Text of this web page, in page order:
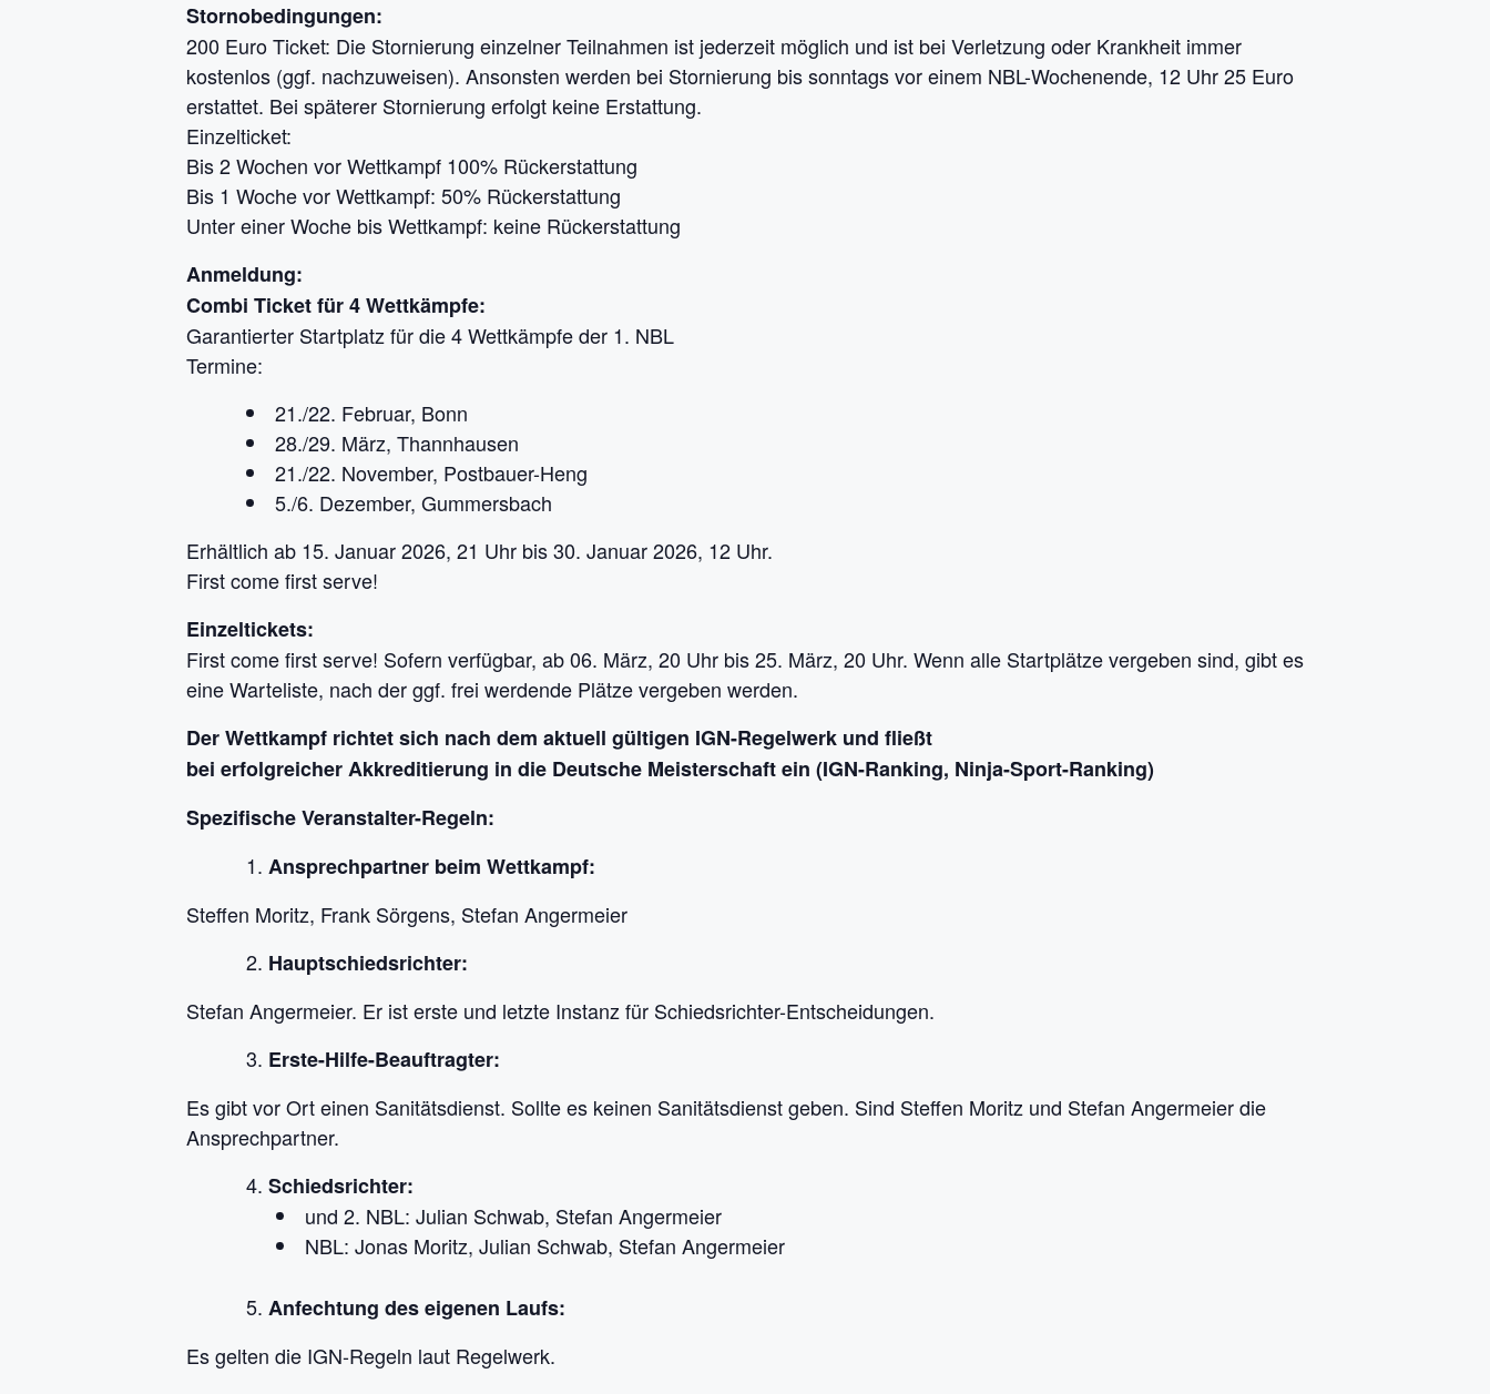
Stornobedingungen:
200 Euro Ticket: Die Stornierung einzelner Teilnahmen ist jederzeit möglich und ist bei Verletzung oder Krankheit immer
kostenlos (ggf. nachzuweisen). Ansonsten werden bei Stornierung bis sonntags vor einem NBL-Wochenende, 12 Uhr 25 Euro
erstattet. Bei späterer Stornierung erfolgt keine Erstattung.
Einzelticket:
Bis 2 Wochen vor Wettkampf 100% Rückerstattung
Bis 1 Woche vor Wettkampf: 50% Rückerstattung
Unter einer Woche bis Wettkampf: keine Rückerstattung
Anmeldung:
Combi Ticket für 4 Wettkämpfe:
Garantierter Startplatz für die 4 Wettkämpfe der 1. NBL
Termine:
21./22. Februar, Bonn
28./29. März, Thannhausen
21./22. November, Postbauer-Heng
5./6. Dezember, Gummersbach
Erhältlich ab 15. Januar 2026, 21 Uhr bis 30. Januar 2026, 12 Uhr.
First come first serve!
Einzeltickets:
First come first serve! Sofern verfügbar, ab 06. März, 20 Uhr bis 25. März, 20 Uhr. Wenn alle Startplätze vergeben sind, gibt es
eine Warteliste, nach der ggf. frei werdende Plätze vergeben werden.
Der Wettkampf richtet sich nach dem aktuell gültigen IGN-Regelwerk und fließt
bei erfolgreicher Akkreditierung in die Deutsche Meisterschaft ein (IGN-Ranking, Ninja-Sport-Ranking)
Spezifische Veranstalter-Regeln:
Ansprechpartner beim Wettkampf:
Steffen Moritz, Frank Sörgens, Stefan Angermeier
Hauptschiedsrichter:
Stefan Angermeier. Er ist erste und letzte Instanz für Schiedsrichter-Entscheidungen.
Erste-Hilfe-Beauftragter:
Es gibt vor Ort einen Sanitätsdienst. Sollte es keinen Sanitätsdienst geben. Sind Steffen Moritz und Stefan Angermeier die
Ansprechpartner.
Schiedsrichter:
und 2. NBL: Julian Schwab, Stefan Angermeier
NBL: Jonas Moritz, Julian Schwab, Stefan Angermeier
Anfechtung des eigenen Laufs:
Es gelten die IGN-Regeln laut Regelwerk.